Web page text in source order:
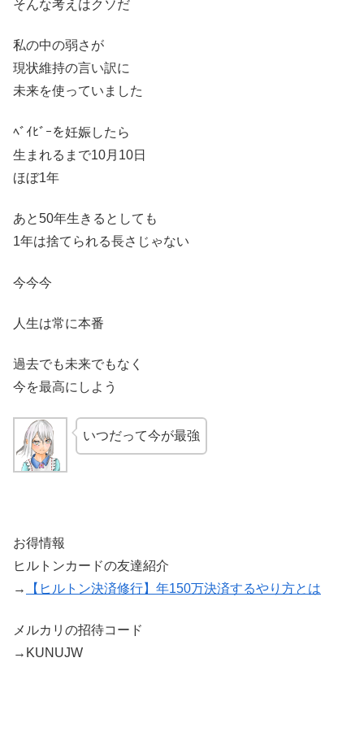
そんな考えはクソだ
私の中の弱さが
現状維持の言い訳に
未来を使っていました
ﾍﾞｲﾋﾞｰを妊娠したら
生まれるまで10月10日
ほぼ1年
あと50年生きるとしても
1年は捨てられる長さじゃない
今今今
人生は常に本番
過去でも未来でもなく
今を最高にしよう
いつだって今が最強
お得情報
ヒルトンカードの友達紹介
→
【ヒルトン決済修行】年150万決済するやり方とは
メルカリの招待コード
→KUNUJW